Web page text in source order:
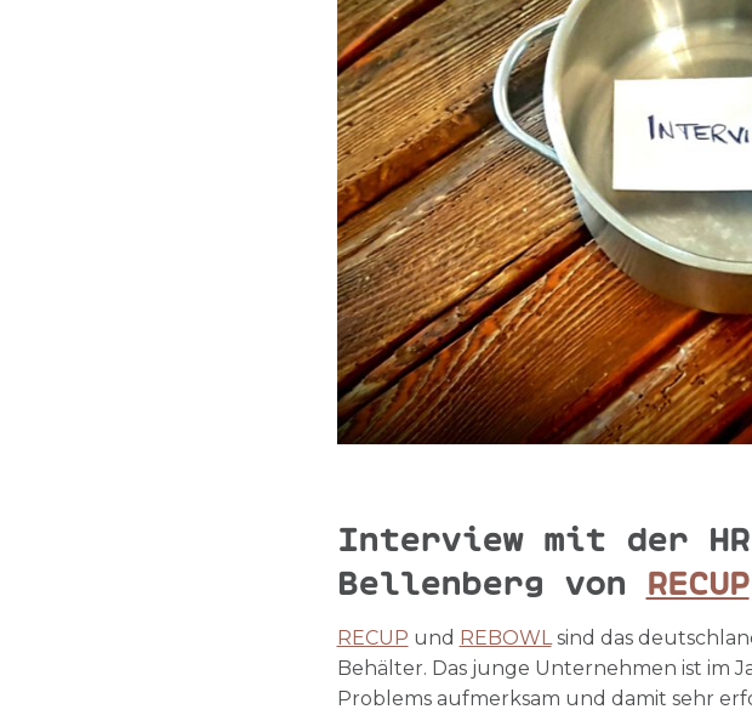
Interview mit der
Bellenberg vonRECUP
RECUP und REBOWL sind das
Behälter. Das junge Unternehmen ist im
Problems aufmerksam und damit sehr